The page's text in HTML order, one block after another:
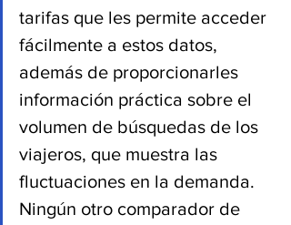
tarifas que les permite acceder
fácilmente a estos datos,
además de proporcionarles
información práctica sobre el
volumen de búsquedas de los
viajeros, que muestra las
fluctuaciones en la demanda.
Ningún otro comparador de